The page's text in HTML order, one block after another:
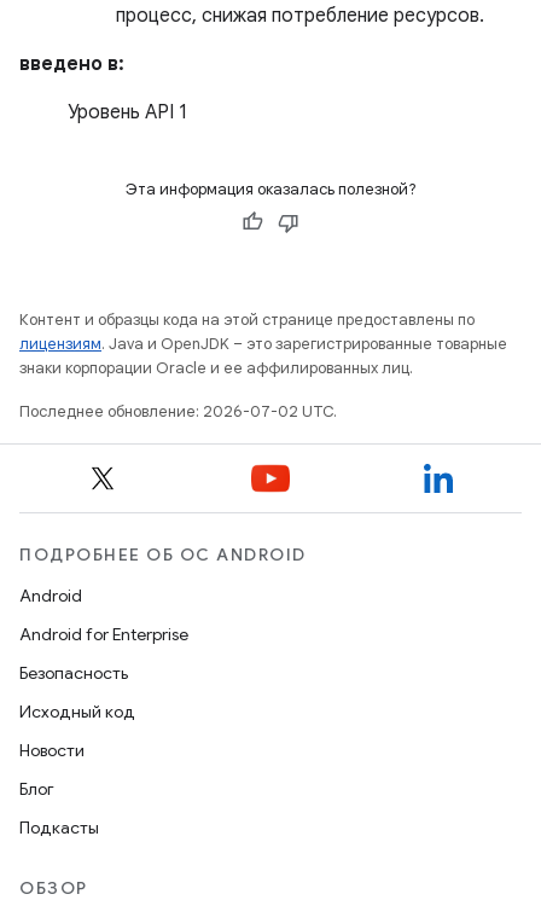
процесс, снижая потребление ресурсов.
введено в:
Уровень API 1
Эта информация оказалась полезной?
Контент и образцы кода на этой странице предоставлены по
лицензиям. Java и OpenJDK – это зарегистрированные товарные
знаки корпорации Oracle и ее аффилированных лиц.
Последнее обновление: 2026-07-02 UTC.
ПОДРОБНЕЕ ОБ ОС ANDROID
Android
Android for Enterprise
Безопасность
Исходный код
Новости
Блог
Подкасты
ОБЗОР